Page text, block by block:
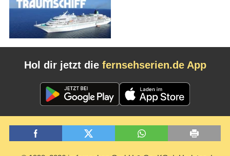
Hol dir jetzt die fernsehserien.de App